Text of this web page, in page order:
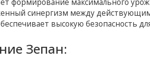
синергизм между
высокую безопасность
Зепан: